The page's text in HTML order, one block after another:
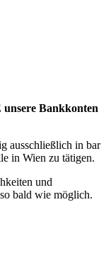
Bankkonten
ausschließlich in bar
in Wien zu tätigen.
und
bald wie möglich.